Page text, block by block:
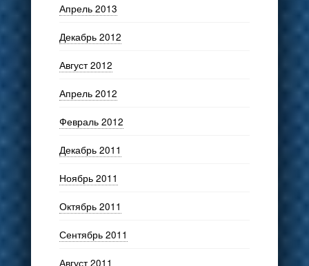
Апрель 2013
Декабрь 2012
Август 2012
Апрель 2012
Февраль 2012
Декабрь 2011
Ноябрь 2011
Октябрь 2011
Сентябрь 2011
Август 2011